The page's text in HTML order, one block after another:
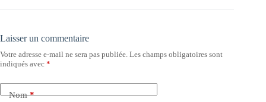
Laisser un commentaire
Votre adresse e-mail ne sera pas publiée. Les champs obligatoires sont
indiqués avec *
Nom*